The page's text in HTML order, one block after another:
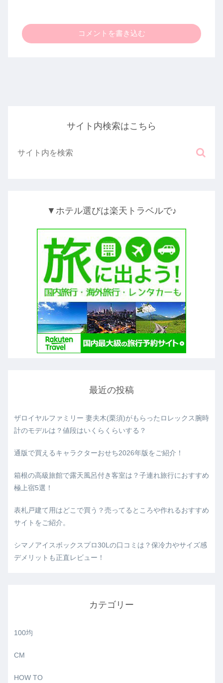
コメントを書き込む
サイト内検索はこちら
▼ホテル選びは楽天トラベルで♪
最近の投稿
ザロイヤルファミリー 妻夫木(栗須)がもらったロレックス腕時
計のモデルは？値段はいくらくらいする？
通版で買えるキャラクターおせち2026年版をご紹介！
箱根の高級旅館で露天風呂付き客室は？子連れ旅行におすすめ
極上宿5選！
表札戸建て用はどこで買う？売ってるところや作れるおすすめ
サイトをご紹介。
シマノアイスボックスプロ30Lの口コミは？保冷力やサイズ感
デメリットも正直レビュー！
カテゴリー
100均
CM
HOW TO